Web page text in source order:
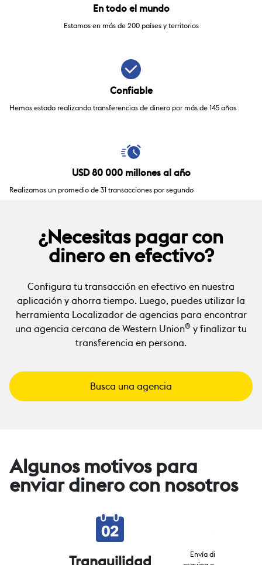
En todo el mundo
Estamos en más de 200 países y territorios
Confiable
Hemos estado realizando transferencias de dinero por más de 145 años
USD 80 000 millones al año
Realizamos un promedio de 31 transacciones por segundo
¿Necesitas pagar con
dinero en efectivo?
Configura tu transacción en efectivo en nuestra
aplicación y ahorra tiempo. Luego, puedes utilizar la
herramienta Localizador de agencias para encontrar
una agencia cercana de Western Union® y finalizar tu
transferencia en persona.
Busca una agencia
Algunos motivos para
enviar dinero con nosotros
Tranquilidad
Envía dinero a la